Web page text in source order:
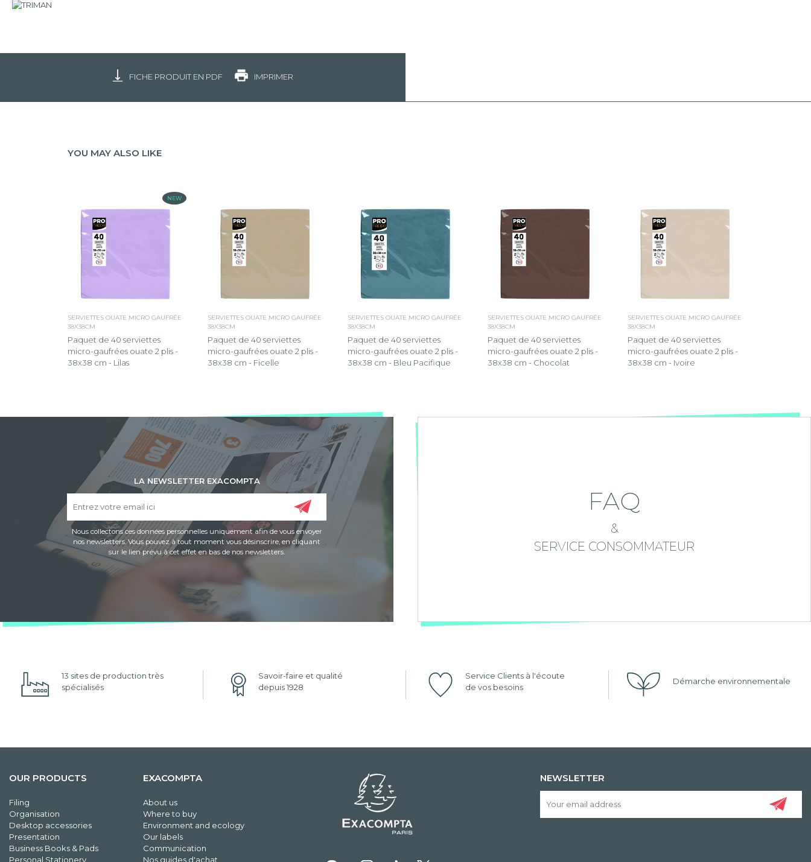
FICHE PRODUIT EN PDF IMPRIMER
YOU MAY ALSO LIKE
NEW
SERVIETTES OUATE MICRO GAUFRÉE
38X38CM
Paquet de 40 serviettes
micro-gaufrées ouate 2 plis -
38x38 cm - Lilas
SERVIETTES OUATE MICRO GAUFRÉE
38X38CM
Paquet de 40 serviettes
micro-gaufrées ouate 2 plis -
38x38 cm - Ficelle
SERVIETTES OUATE MICRO GAUFRÉE
38X38CM
Paquet de 40 serviettes
micro-gaufrées ouate 2 plis -
38x38 cm - Bleu Pacifique
SERVIETTES OUATE MICRO GAUFRÉE
38X38CM
Paquet de 40 serviettes
micro-gaufrées ouate 2 plis -
38x38 cm - Chocolat
SERVIETTES OUATE MICRO GAUFRÉE
38X38CM
Paquet de 40 serviettes
micro-gaufrées ouate 2 plis -
38x38 cm - Ivoire
LA NEWSLETTER EXACOMPTA
Nous collectons ces données personnelles uniquement afin de vous envoyer
nos newsletters. Vous pouvez à tout moment vous désinscrire, en cliquant
sur le lien prévu à cet effet en bas de nos newsletters.
FAQ
&
SERVICE CONSOMMATEUR
13 sites de production très
spécialisés
Savoir-faire et qualité
depuis 1928
Service Clients à l'écoute
de vos besoins
Démarche environnementale
OUR PRODUCTS
Filing
Organisation
Desktop accessories
Presentation
Business Books & Pads
Personal Stationery
EXACOMPTA
About us
Where to buy
Environment and ecology
Our labels
Communication
Nos guides d'achat
NEWSLETTER